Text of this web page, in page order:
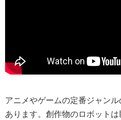
アニメやゲームの定番ジャン
あります。創作物のロボット